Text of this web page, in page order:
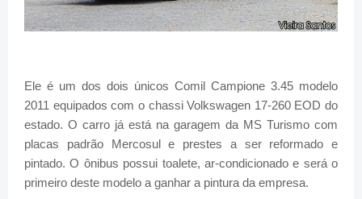
Ele é um dos dois únicos Comil Campione 3.45 modelo
2011 equipados com o chassi Volkswagen 17-260 EOD do
estado. O carro já está na garagem da MS Turismo com
placas padrão Mercosul e prestes a ser reformado e
pintado. O ônibus possui toalete, ar-condicionado e será o
primeiro deste modelo a ganhar a pintura da empresa.